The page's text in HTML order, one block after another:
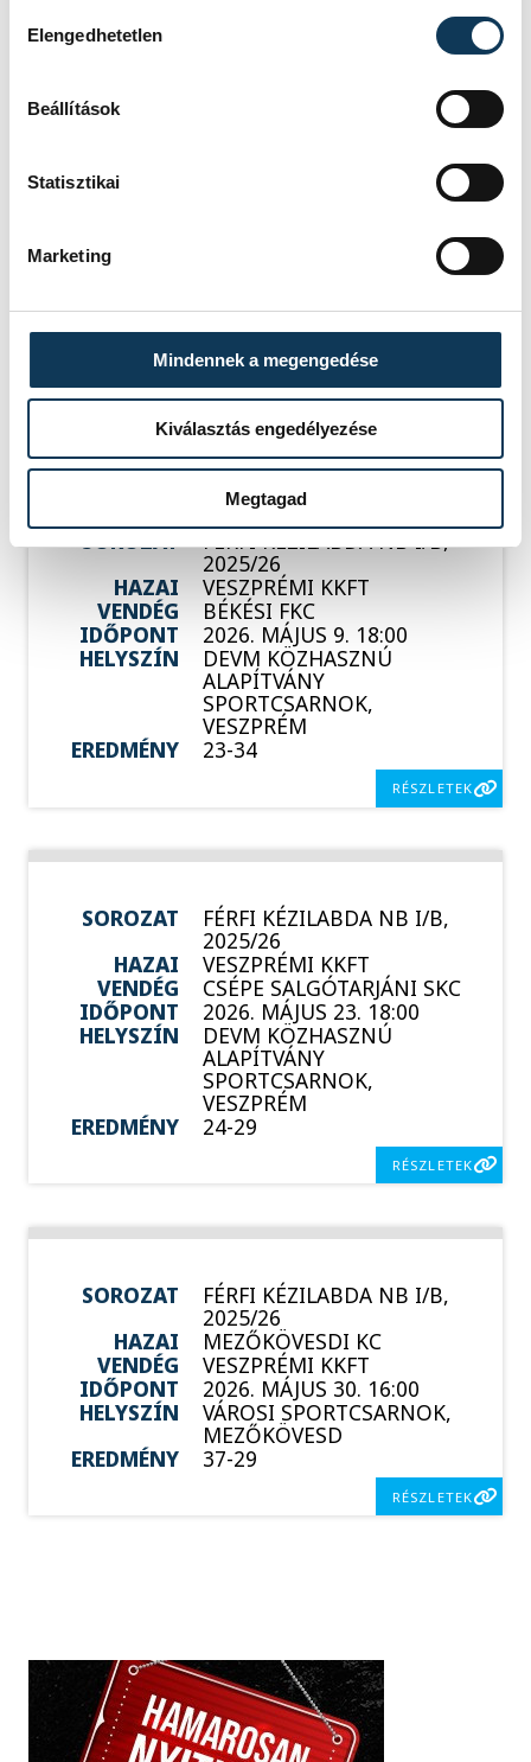
Elengedhetetlen
Beállítások
Statisztikai
Marketing
Mindennek a megengedése
Kiválasztás engedélyezése
Megtagad
Események
SOROZAT FÉRFI KÉZILABDA NB I/B,
2025/26
HAZAI
VESZPRÉMI KKFT
VENDÉG
BÉKÉSI FKC
IDŐPONT
2026. MÁJUS 9. 18:00
HELYSZÍN
DEVM KÖZHASZNÚ
ALAPÍTVÁNY
SPORTCSARNOK,
VESZPRÉM
EREDMÉNY
23-34
RÉSZLETEK
SOROZAT FÉRFI KÉZILABDA NB I/B,
2025/26
HAZAI
VESZPRÉMI KKFT
VENDÉG
CSÉPE SALGÓTARJÁNI SKC
IDŐPONT
2026. MÁJUS 23. 18:00
HELYSZÍN
DEVM KÖZHASZNÚ
ALAPÍTVÁNY
SPORTCSARNOK,
VESZPRÉM
EREDMÉNY
24-29
RÉSZLETEK
SOROZAT FÉRFI KÉZILABDA NB I/B,
2025/26
HAZAI
MEZŐKÖVESDI KC
VENDÉG
VESZPRÉMI KKFT
IDŐPONT
2026. MÁJUS 30. 16:00
HELYSZÍN
VÁROSI SPORTCSARNOK,
MEZŐKÖVESD
EREDMÉNY
37-29
RÉSZLETEK